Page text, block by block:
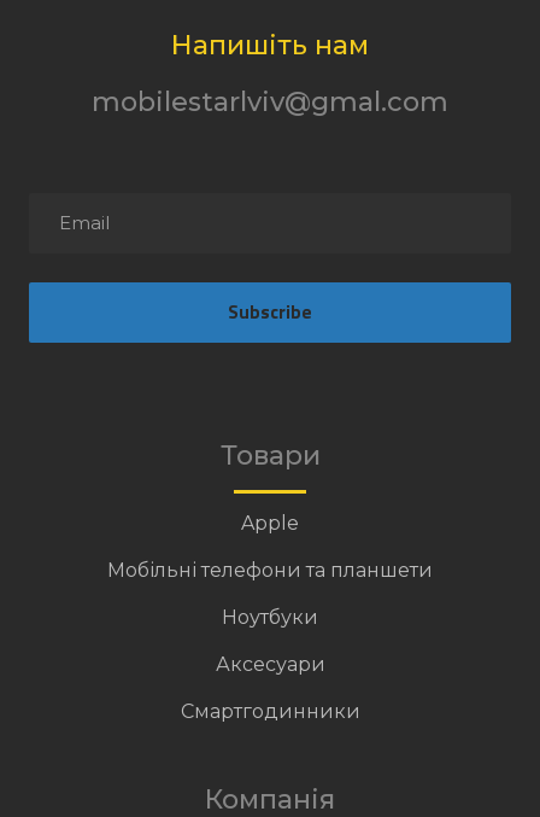
Напишіть нам
mobilestarlviv@gmal.com
Subscribe
Товари
Apple
Мобільні телефони та планшети
Ноутбуки
Аксесуари
Смартгодинники
Компанія